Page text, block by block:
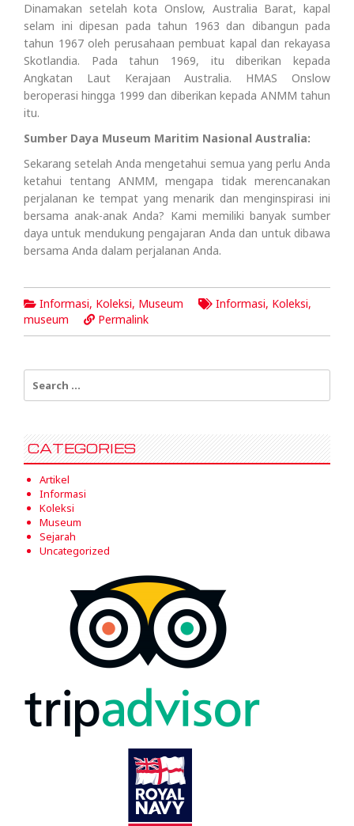
Dinamakan setelah kota Onslow, Australia Barat, kapal
selam ini dipesan pada tahun 1963 dan dibangun pada
tahun 1967 oleh perusahaan pembuat kapal dan rekayasa
Skotlandia. Pada tahun 1969, itu diberikan kepada
Angkatan Laut Kerajaan Australia. HMAS Onslow
beroperasi hingga 1999 dan diberikan kepada ANMM tahun
itu.
Sumber Daya Museum Maritim Nasional Australia:
Sekarang setelah Anda mengetahui semua yang perlu Anda
ketahui tentang ANMM, mengapa tidak merencanakan
perjalanan ke tempat yang menarik dan menginspirasi ini
bersama anak-anak Anda? Kami memiliki banyak sumber
daya untuk mendukung pengajaran Anda dan untuk dibawa
bersama Anda dalam perjalanan Anda.
Informasi, Koleksi, Museum Informasi, Koleksi,
museum
Permalink
Search
for:
CATEGORIES
Artikel
Informasi
Koleksi
Museum
Sejarah
Uncategorized